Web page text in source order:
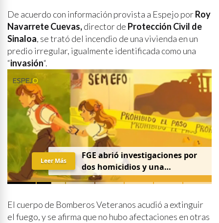
De acuerdo con información provista a Espejo porRoy
Navarrete Cuevas,director de Protección Civil de
Sinaloa, se trató del incendio de una vivienda en un
predio irregular, igualmente identificada como una
“invasión“.
FGE abrió investigaciones por
dos homicidios y una
desaparición el 7 de agosto
Leer Más
El cuerpo de Bomberos Veteranos acudió a extinguir
el fuego, y se afirma que no hubo afectaciones en otras